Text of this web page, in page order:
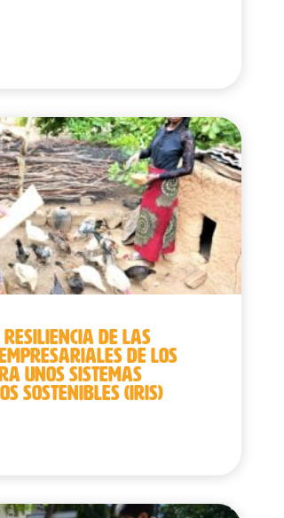
DE LAS
DE LOS
UNOS SISTEMAS
SOSTENIBLES (IRIS)